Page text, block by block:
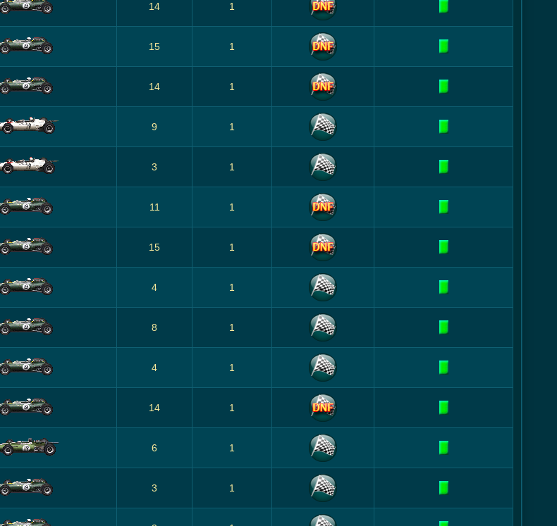
14 1
15 1
14 1
9 1
3 1
11 1
15 1
4 1
8 1
4 1
14 1
6 1
3 1